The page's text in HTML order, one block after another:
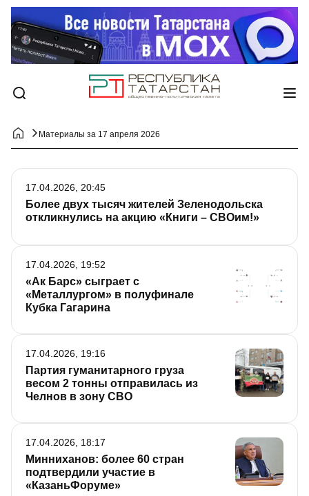
Материалы за 17 апреля 2026
Более двух тысяч жителей Зеленодольска
откликнулись на акцию «Книги – СВОим!»
17.04.2026, 20:45
«Ак Барс» сыграет с
«Металлургом» в полуфинале
Кубка Гагарина
17.04.2026, 19:52
Партия гуманитарного груза
весом 2 тонны отправилась из
Челнов в зону СВО
17.04.2026, 19:16
Минниханов: более 60 стран
подтвердили участие в
«КазаньФоруме»
17.04.2026, 18:17